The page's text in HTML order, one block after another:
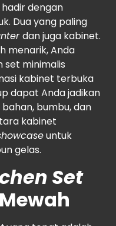
dengan
Dua yang paling
dan juga kabinet.
menarik, Anda
set minimalis
kabinet terbuka
dapat Anda jadikan
bumbu, dan
kabinet
untuk
gelas.
Set